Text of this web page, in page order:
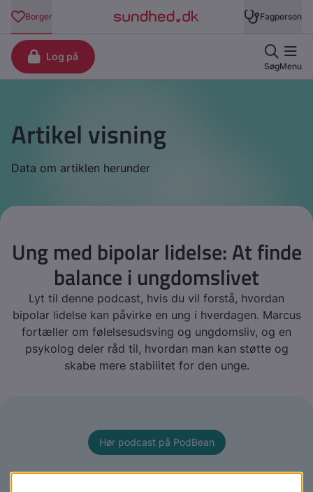
Artikel visning
Data om artiklen herunder
Ung med bipolar lidelse: At finde
balance i ungdomslivet
Lyt til denne podcast, hvis du vil forstå, hvordan
bipolar lidelse kan påvirke en ung i hverdagen. Marcus
fortæller om følelsesudsving og ungdomsliv, og en
psykolog deler råd til, hvordan man kan støtte og
skabe mere stabilitet for den unge.
Hør podcast på PodBean